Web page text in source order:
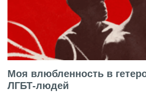
Моя влюбленность в
ЛГБТ-людей